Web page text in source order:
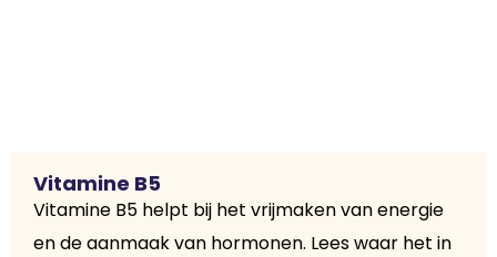
Vitamine B5
Vitamine B5 helpt bij het vrijmaken van energie
en de aanmaak van hormonen. Lees waar het in